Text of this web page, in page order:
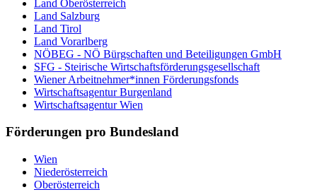
Land Oberösterreich
Land Salzburg
Land Tirol
Land Vorarlberg
NÖBEG - NÖ Bürgschaften und Beteiligungen GmbH
SFG - Steirische Wirtschaftsförderungsgesellschaft
Wiener Arbeitnehmer*innen Förderungsfonds
Wirtschaftsagentur Burgenland
Wirtschaftsagentur Wien
Förderungen pro Bundesland
Wien
Niederösterreich
Oberösterreich